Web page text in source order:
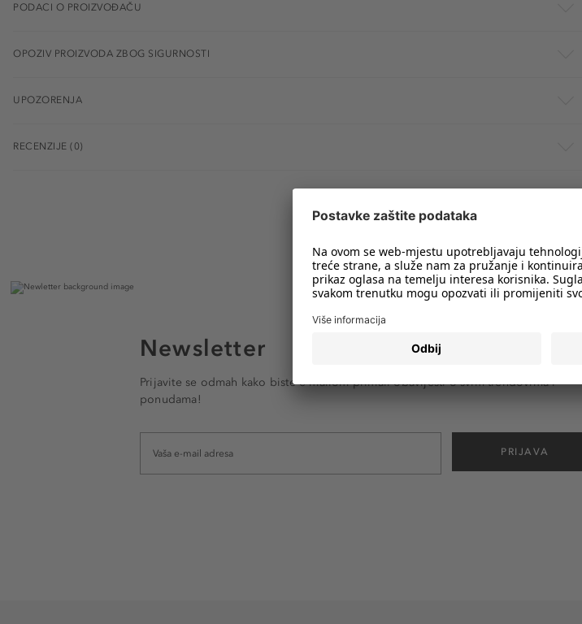
PODACI O PROIZVOĐAČU
OPOZIV PROIZVODA ZBOG SIGURNOSTI
UPOZORENJA
RECENZIJE (0)
Newsletter
Prijavite se odmah kako biste e-mailom primali obavijesti o svim trendovima i
ponudama!
PRIJAVA